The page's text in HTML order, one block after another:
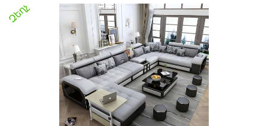
Զեղչ